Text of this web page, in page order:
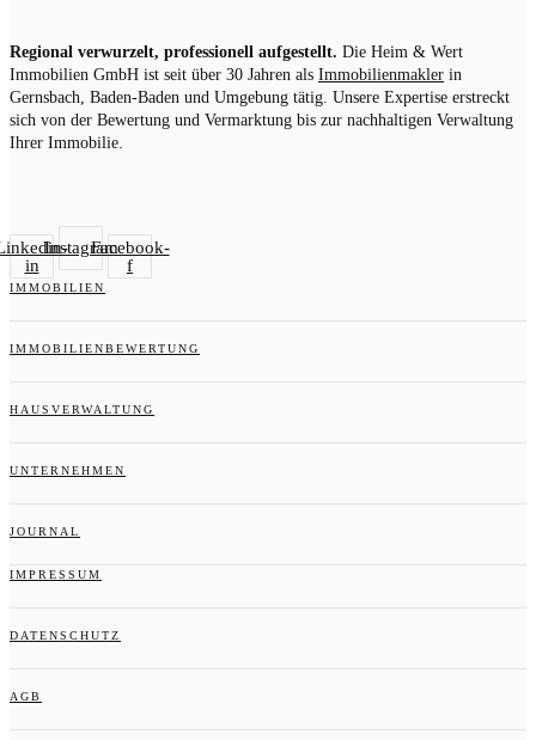
Regional verwurzelt, professionell aufgestellt. Die Heim & Wert
Immobilien GmbH ist seit über 30 Jahren als Immobilienmakler in
Gernsbach, Baden-Baden und Umgebung tätig. Unsere Expertise erstreckt
sich von der Bewertung und Vermarktung bis zur nachhaltigen Verwaltung
Ihrer Immobilie.
in
InstagramFacebook-
f
IMMOBILIEN
IMMOBILIENBEWERTUNG
HAUSVERWALTUNG
UNTERNEHMEN
JOURNAL
IMPRESSUM
DATENSCHUTZ
AGB